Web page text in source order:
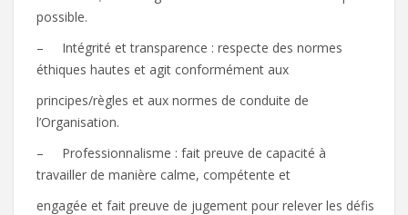
possible.
– Intégrité et transparence : respecte des normes
éthiques hautes et agit conformément aux
principes/règles et aux normes de conduite de
l’Organisation.
– Professionnalisme : fait preuve de capacité à
travailler de manière calme, compétente et
engagée et fait preuve de jugement pour relever les défis